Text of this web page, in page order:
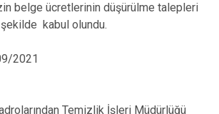
belge ücretlerinin düşürülme talepleri
kabul olundu.
2021
Temizlik İşleri Müdürlüğü